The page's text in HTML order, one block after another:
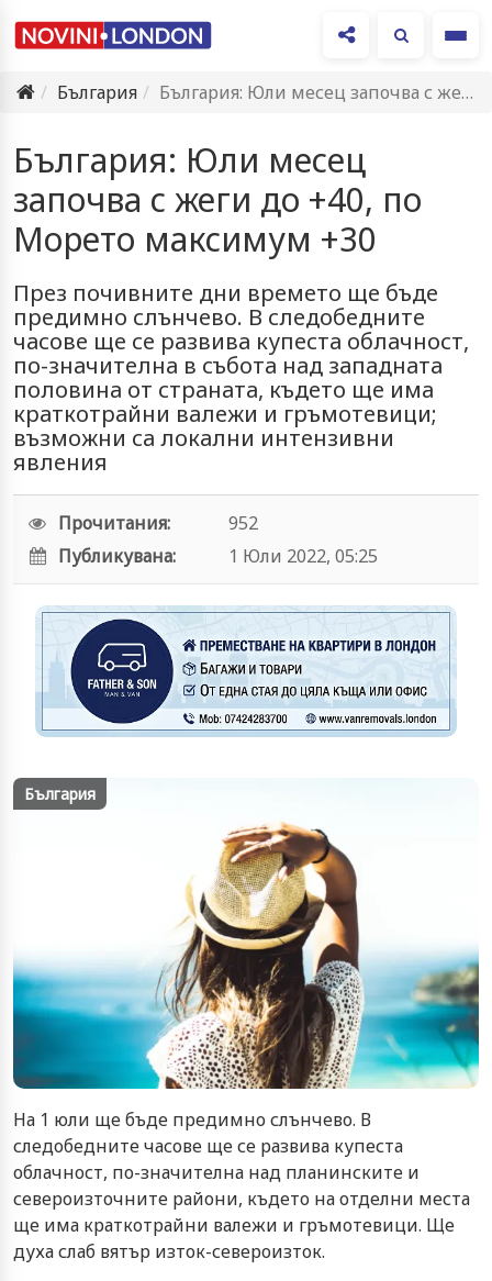
България
България: Юли месец започва с жеги до +40, по Морето…
България: Юли месец
започва с жеги до +40, по
Морето максимум +30
През почивните дни времето ще бъде
предимно слънчево. В следобедните
часове ще се развива купеста облачност,
по-значителна в събота над западната
половина от страната, където ще има
краткотрайни валежи и гръмотевици;
възможни са локални интензивни
явления
Прочитания:
952
Публикувана:
1 Юли 2022, 05:25
България
На 1 юли ще бъде предимно слънчево. В
следобедните часове ще се развива купеста
облачност, по-значителна над планинските и
североизточните райони, където на отделни места
ще има краткотрайни валежи и гръмотевици. Ще
духа слаб вятър изток-североизток.